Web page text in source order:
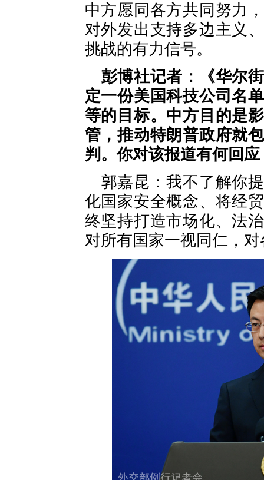
中方愿同各方共同努力
对外发出支持多边主义
挑战的有力信号。
彭博社记者：《华尔
定一份美国科技公司名
等的目标。中方目的是
管，推动特朗普政府就
判。你对该报道有何回应
郭嘉昆：我不了解你
化国家安全概念、将经
终坚持打造市场化、法
对所有国家一视同仁，